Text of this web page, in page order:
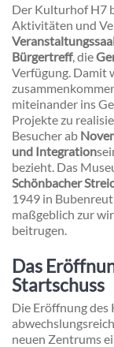
Der Kulturhof H7
Aktivitäten und
Bürgertreff, die
Verfügung. Damit
miteinander ins
Projekte zu
Besucher ab
und Integration
bezieht. Das
Schönbacher
1949 in
maßgeblich zur
beitrugen.
Das
Startschuss
Die Eröffnung
neuen Zentrums